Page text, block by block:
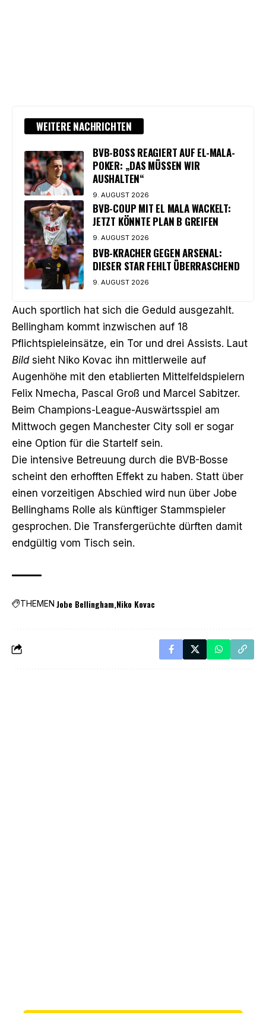
WEITERE NACHRICHTEN
BVB-BOSS REAGIERT AUF EL-MALA-
POKER: „DAS MÜSSEN WIR
AUSHALTEN“
9. AUGUST 2026
BVB-COUP MIT EL MALA WACKELT:
JETZT KÖNNTE PLAN B GREIFEN
9. AUGUST 2026
BVB-KRACHER GEGEN ARSENAL:
DIESER STAR FEHLT ÜBERRASCHEND
9. AUGUST 2026
Auch sportlich hat sich die Geduld ausgezahlt.
Bellingham kommt inzwischen auf 18
Pflichtspieleinsätze, ein Tor und drei Assists. Laut
Bildsieht Niko Kovac ihn mittlerweile auf
Augenhöhe mit den etablierten Mittelfeldspielern
Felix Nmecha, Pascal Groß und Marcel Sabitzer.
Beim Champions-League-Auswärtsspiel am
Mittwoch gegen Manchester City soll er sogar
eine Option für die Startelf sein.
Die intensive Betreuung durch die BVB-Bosse
scheint den erhofften Effekt zu haben. Statt über
einen vorzeitigen Abschied wird nun über Jobe
Bellinghams Rolle als künftiger Stammspieler
gesprochen. Die Transfergerüchte dürften damit
endgültig vom Tisch sein.
THEMEN Jobe Bellingham Niko Kovac